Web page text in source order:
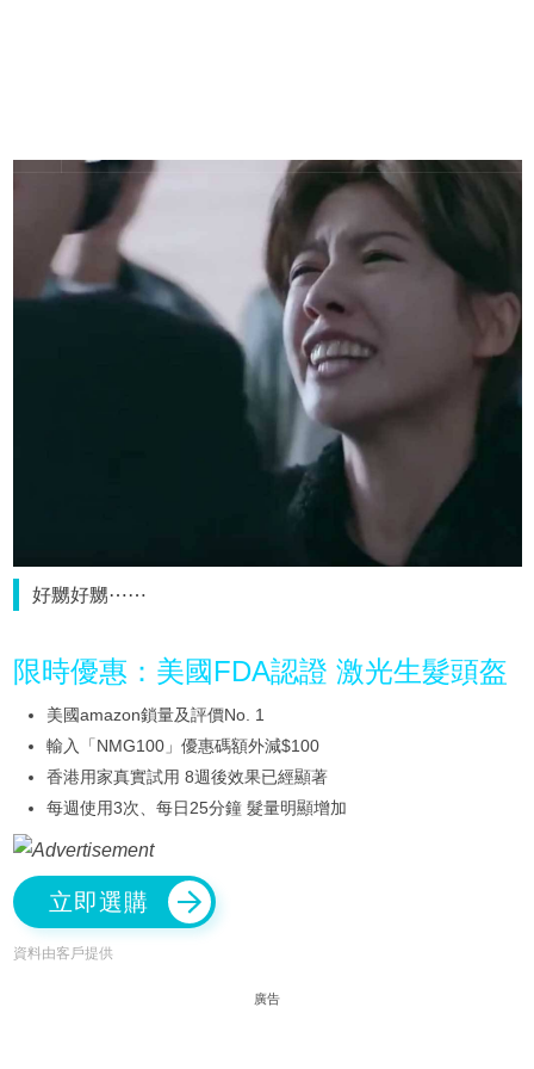
好嬲好嬲⋯⋯
限時優惠：美國FDA認證 激光生髮頭盔
美國amazon鎖量及評價No. 1
輸入「NMG100」優惠碼額外減$100
香港用家真實試用 8週後效果已經顯著
每週使用3次、每日25分鐘 髮量明顯增加
立即選購
資料由客戶提供
廣告